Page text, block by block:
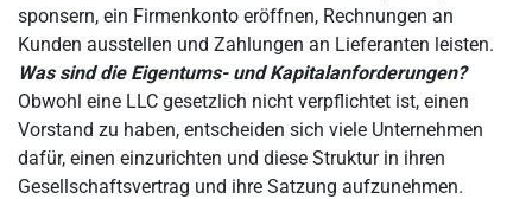
sponsern, ein Firmenkonto eröffnen, Rechnungen an
Kunden ausstellen und Zahlungen an Lieferanten leisten.
Was sind die Eigentums- und Kapitalanforderungen?
Obwohl eine LLC gesetzlich nicht verpflichtet ist, einen
Vorstand zu haben, entscheiden sich viele Unternehmen
dafür, einen einzurichten und diese Struktur in ihren
Gesellschaftsvertrag und ihre Satzung aufzunehmen.